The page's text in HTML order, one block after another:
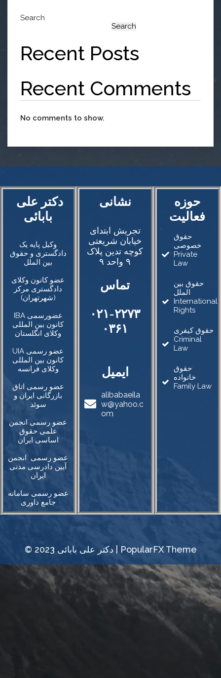
Search
Search
Recent Posts
Recent Comments
No comments to show.
بابائی
وکیل پایه یک
دادگستری و حقوق
بین الملل
عضو کانون وکلای
دادگستری مرکز
(شهرتهران)
IBA عضورسمی
کانون بین المللی
وکلای انگلستان
UIA عضو رسمی
کانون بین المللی
وکلای فرانسه
عضو رسمی اتاق
بازرگانی ایران و
سوئد
عضو رسمی انجمن
علمی حقوق
اساسی ایران
عضو رسمی انجمن
آیین دادرسی مدنی
ایران
عضو رسمی سامانه
جامع داوری
تجریش ابتدای
خیابان شریعتی
کوچه تدین پلاک
۹ واحد ۹
تماس
۰۲۱-۲۲۷۳
۰۳۶۱
ایمیل
alibabaeila
w@yahoo.c
om
حوزه
فعالیت
حقوق
خصوصی
Private
Law
حقوق بین
الملل
International
Rights
حقوق کیفری
Criminal
Law
حقوق
خانواده
Family Law
PopularFX Theme